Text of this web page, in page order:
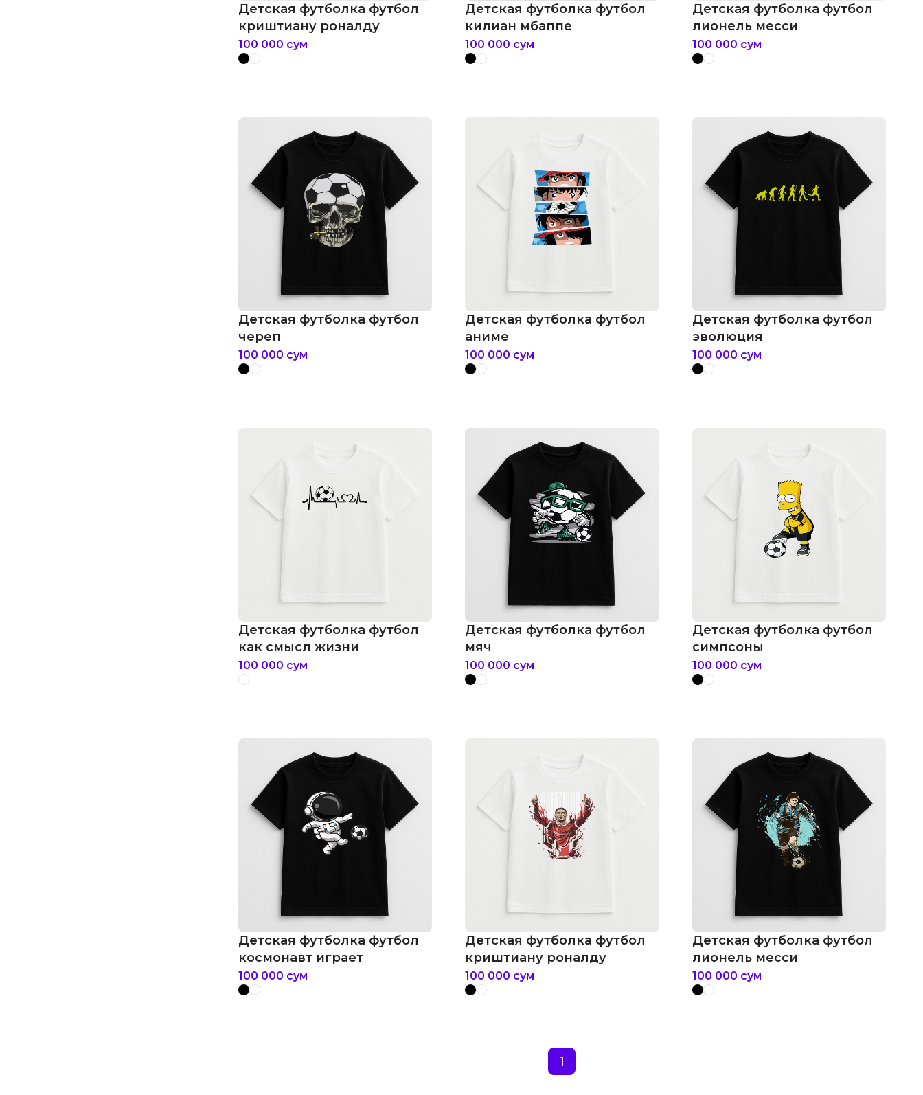
Детская футболка футбол
криштиану роналду
100 000 сум
Детская футболка футбол
килиан мбаппе
100 000 сум
Детская футболка футбол
лионель месси
100 000 сум
Детская футболка футбол
череп
100 000 сум
Детская футболка футбол
аниме
100 000 сум
Детская футболка футбол
эволюция
100 000 сум
Детская футболка футбол
как смысл жизни
100 000 сум
Детская футболка футбол
мяч
100 000 сум
Детская футболка футбол
симпсоны
100 000 сум
Детская футболка футбол
космонавт играет
100 000 сум
Детская футболка футбол
криштиану роналду
100 000 сум
Детская футболка футбол
лионель месси
100 000 сум
1